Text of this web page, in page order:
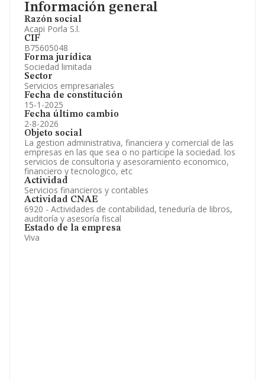
Información general
Razón social
Acapi Porla S.l.
CIF
B75605048
Forma jurídica
Sociedad limitada
Sector
Servicios empresariales
Fecha de constitución
15-1-2025
Fecha último cambio
2-8-2026
Objeto social
La gestion administrativa, financiera y comercial de las
empresas en las que sea o no participe la sociedad. los
servicios de consultoria y asesoramiento economico,
financiero y tecnologico, etc
Actividad
Servicios financieros y contables
Actividad CNAE
6920 - Actividades de contabilidad, teneduría de libros,
auditoría y asesoría fiscal
Estado de la empresa
Viva